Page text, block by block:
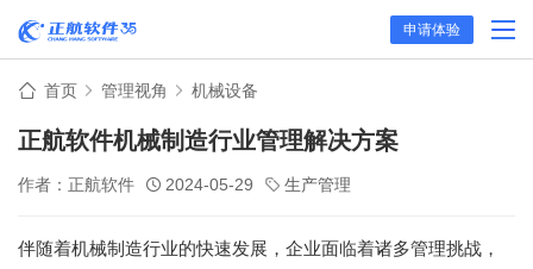
申请体验
首页 管理视角 机械设备
正航软件机械制造行业管理解决方案
作者：正航软件 2024-05-29 生产管理
伴随着机械制造行业的快速发展，企业面临着诸多管理挑战，